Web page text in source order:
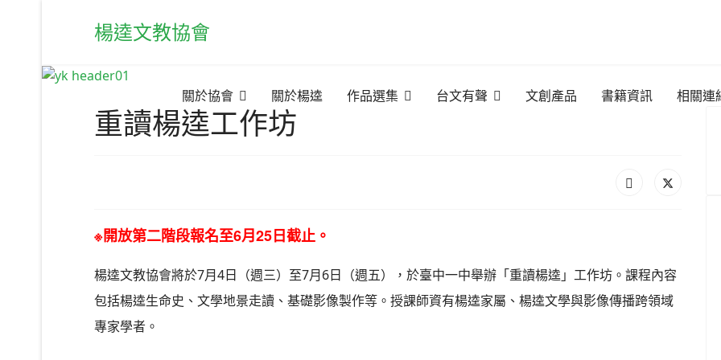
楊逵文教協會
關於協會 關於楊逵 作品選集 台文有聲 文創產品 書籍資訊 相關連
重讀楊逵工作坊
※開放第二階段報名至6月25日截止。
楊逵文教協會將於7月4日（週三）至7月6日（週五），於臺中一中舉辦「重讀楊逵」工作坊。課程內容
包括楊逵生命史、文學地景走讀、基礎影像製作等。授課師資有楊逵家屬、楊逵文學與影像傳播跨領域
專家學者。